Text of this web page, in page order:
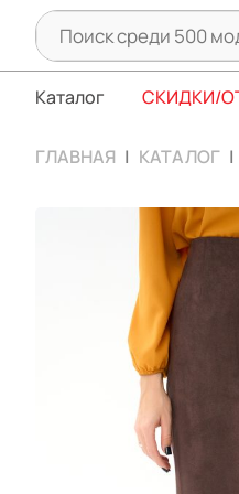
Каталог СКИДКИ/
ГЛАВНАЯ КАТАЛОГ